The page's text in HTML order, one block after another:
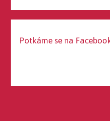
Potkáme se na